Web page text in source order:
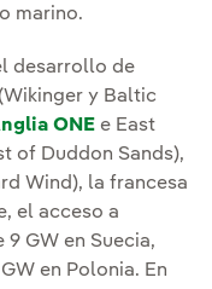
marino.
desarrollo de
y Baltic
ONE e East
of Duddon Sands),
Wind), la francesa
el acceso a
GW en Suecia,
en Polonia. En